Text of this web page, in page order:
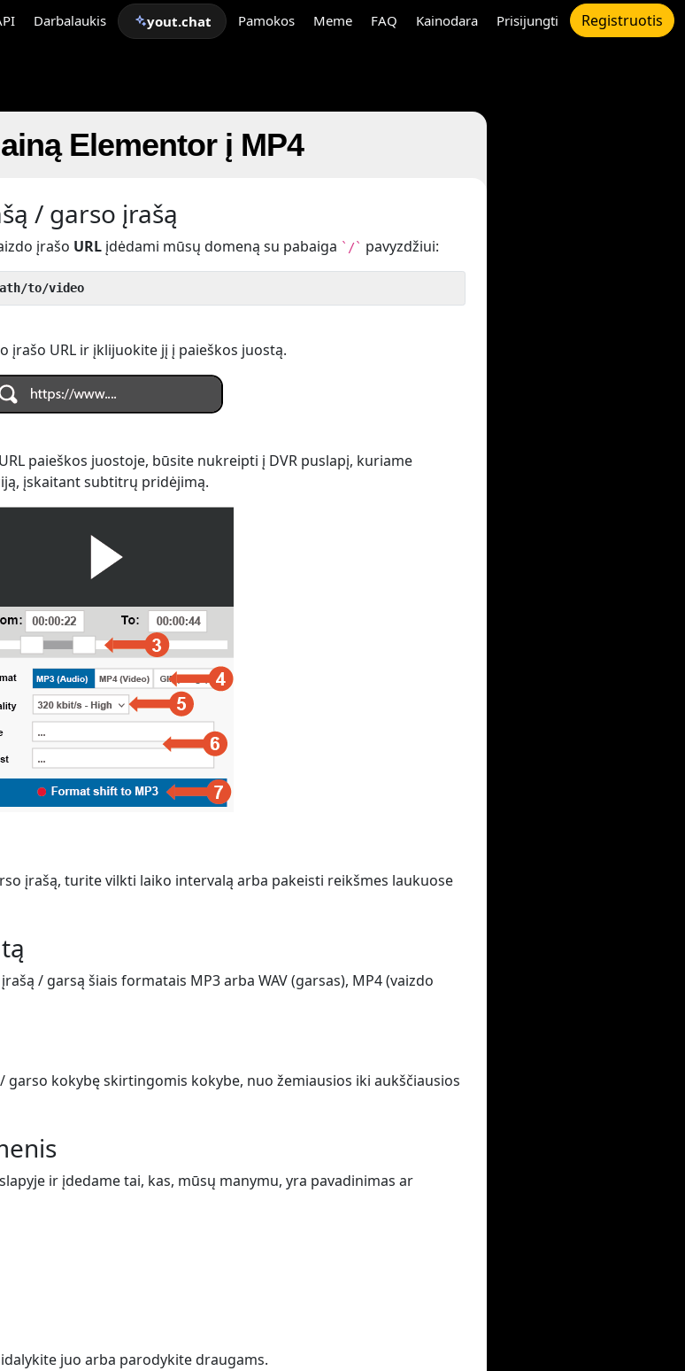
Darbalaukis yout.chat Pamokos Meme FAQ Kainodara Prisijungti Registruotis
Elementor į MP4
/ garso įrašą
įrašo URL įdėdami mūsų domeną su pabaiga `/` pavyzdžiui:
to/video
URL ir įklijuokite jį į paieškos juostą.
paieškos juostoje, būsite nukreipti į DVR puslapį, kuriame
įskaitant subtitrų pridėjimą.
įrašą, turite vilkti laiko intervalą arba pakeisti reikšmes laukuose
/ garsą šiais formatais MP3 arba WAV (garsas), MP4 (vaizdo
kokybę skirtingomis kokybe, nuo žemiausios iki aukščiausios
ir įdedame tai, kas, mūsų manymu, yra pavadinimas ar
juo arba parodykite draugams.